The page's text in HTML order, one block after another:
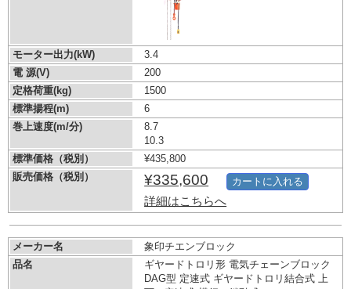
モーター出力(kW)
3.4
電 源(V)
200
定格荷重(kg)
1500
標準揚程(m)
6
巻上速度(m/分)
8.7
10.3
標準価格（税別）
¥435,800
販売価格（税別）
¥335,600
詳細はこちらへ
カートに入れる
メーカー名
象印チエンブロック
品名
ギヤードトロリ形 電気チェーンブロック
DAG型 定速式 ギヤードトロリ結合式 上